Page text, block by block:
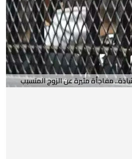
مفاجأة مثيرة عن الزوج المتسبب